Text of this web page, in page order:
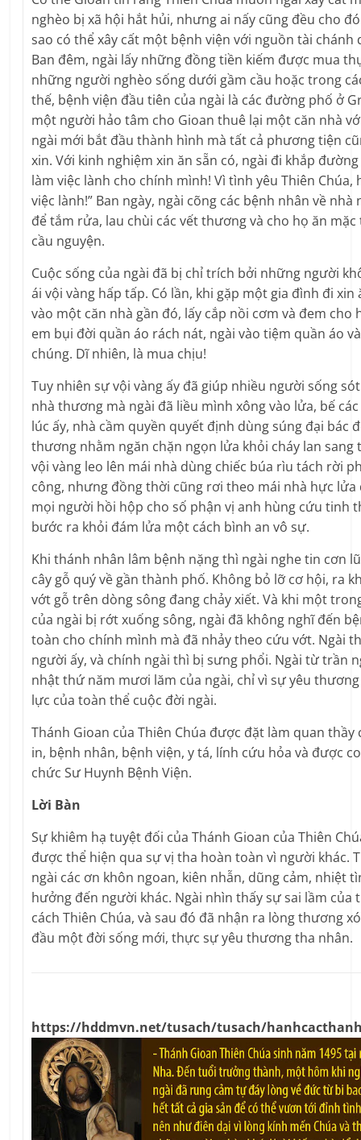
nghèo bị xã hội hắt hủi, nhưng ai nấy cũng đều cho
sao có thể xây cất một bệnh viện với nguồn tài chánh
Ban đêm, ngài lấy những đồng tiền kiếm được mua
những người nghèo sống dưới gầm cầu hoặc trong
thế, bệnh viện đầu tiên của ngài là các đường phố ở
một người hảo tâm cho Gioan thuê lại một căn nhà
ngài mới bắt đầu thành hình mà tất cả phương tiện
xin. Với kinh nghiệm xin ăn sẵn có, ngài đi khắp
làm việc lành cho chính mình! Vì tình yêu Thiên Chúa,
việc lành!” Ban ngày, ngài cõng các bệnh nhân về
để tắm rửa, lau chùi các vết thương và cho họ ăn
cầu nguyện.
Cuộc sống của ngài đã bị chỉ trích bởi những người
ái vội vàng hấp tấp. Có lần, khi gặp một gia đình đi
vào một căn nhà gần đó, lấy cắp nồi cơm và đem cho
em bụi đời quần áo rách nát, ngài vào tiệm quần áo
chúng. Dĩ nhiên, là mua chịu!
Tuy nhiên sự vội vàng ấy đã giúp nhiều người sống
nhà thương mà ngài đã liều mình xông vào lửa, bế
lúc ấy, nhà cầm quyền quyết định dùng súng đại bác
thương nhằm ngăn chặn ngọn lửa khỏi cháy lan sang
vội vàng leo lên mái nhà dùng chiếc búa rìu tách rời
công, nhưng đồng thời cũng rơi theo mái nhà hực lửa
mọi người hồi hộp cho số phận vị anh hùng cứu tinh
bước ra khỏi đám lửa một cách bình an vô sự.
Khi thánh nhân lâm bệnh nặng thì ngài nghe tin cơn
cây gỗ quý về gần thành phố. Không bỏ lỡ cơ hội, ra
vớt gỗ trên dòng sông đang chảy xiết. Và khi một
của ngài bị rớt xuống sông, ngài đã không nghĩ đến
toàn cho chính mình mà đã nhảy theo cứu vớt. Ngài
người ấy, và chính ngài thì bị sưng phổi. Ngài từ trần
nhật thứ năm mươi lăm của ngài, chỉ vì sự yêu
lực của toàn thể cuộc đời ngài.
Thánh Gioan của Thiên Chúa được đặt làm quan
in, bệnh nhân, bệnh viện, y tá, lính cứu hỏa và được
chức Sư Huynh Bệnh Viện.
Lời Bàn
Sự khiêm hạ tuyệt đối của Thánh Gioan của Thiên
được thể hiện qua sự vị tha hoàn toàn vì người khác.
ngài các ơn khôn ngoan, kiên nhẫn, dũng cảm, nhiệt
hưởng đến người khác. Ngài nhìn thấy sự sai lầm của
cách Thiên Chúa, và sau đó đã nhận ra lòng thương
đầu một đời sống mới, thực sự yêu thương tha nhân.
https://hddmvn.net/tusach/tusach/